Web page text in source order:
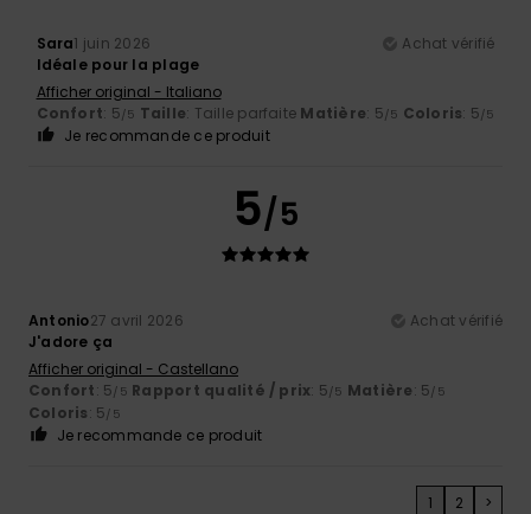
Sara1 juin 2026
Achat vérifié
Idéale pour la plage
Afficher original - Italiano
Confort: 5/5 Taille: Taille parfaite Matière: 5/5 Coloris: 5/5
Je recommande ce produit
5/5
Antonio27 avril 2026
Achat vérifié
J'adore ça
Afficher original - Castellano
Confort: 5/5 Rapport qualité / prix: 5/5 Matière: 5/5
Coloris: 5/5
Je recommande ce produit
1 2 >